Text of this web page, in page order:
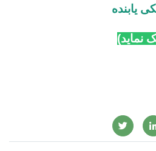
یابنده
نماید)